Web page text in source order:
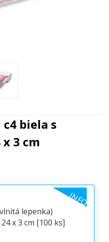
biela s
3 cm
INFO
lepenka)
x 3 cm [100 ks]